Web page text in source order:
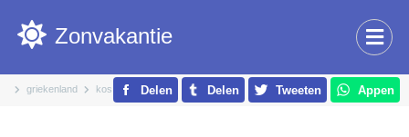
griekenland kos
Zonvakantie
Delen Delen Tweeten Appen